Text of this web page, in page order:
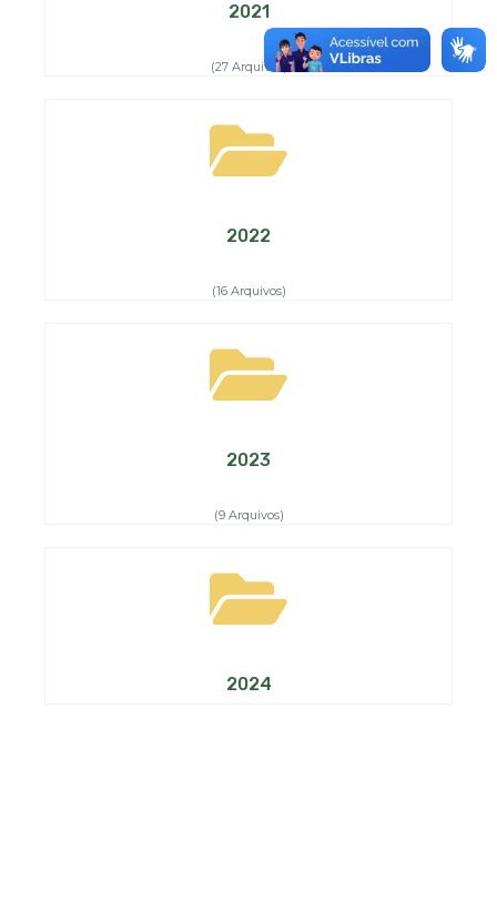
2021
(27 Arquivos)
2022
(16 Arquivos)
2023
(9 Arquivos)
2024